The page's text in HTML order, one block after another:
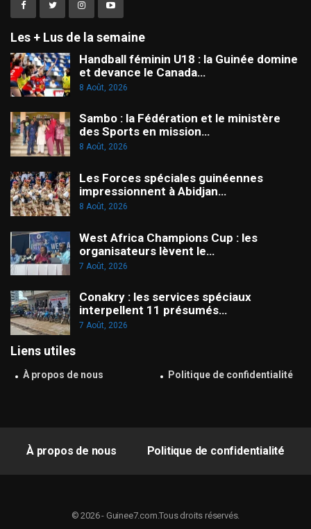
Les + Lus de la semaine
Handball féminin U18 : la Guinée domine
et devance le Canada…
8 Août, 2026
Sambo : la Fédération et le ministère
des Sports en mission…
8 Août, 2026
Les Forces spéciales guinéennes
impressionnent à Abidjan…
8 Août, 2026
West Africa Champions Cup : les
organisateurs lèvent le…
7 Août, 2026
Conakry : les services spéciaux
interpellent 11 présumés…
7 Août, 2026
Liens utiles
À propos de nous Politique de confidentialité
À propos de nous Politique de confidentialité
© 2026 - Guinee7.com.Tous droits réservés.